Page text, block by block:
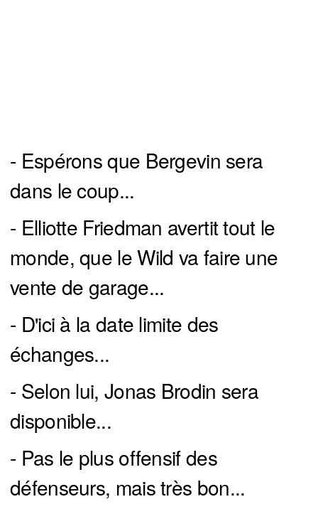
- Espérons que Bergevin sera
dans le coup...
- Elliotte Friedman avertit tout le
monde, que le Wild va faire une
vente de garage...
- D'ici à la date limite des
échanges...
- Selon lui, Jonas Brodin sera
disponible...
- Pas le plus offensif des
défenseurs, mais très bon...